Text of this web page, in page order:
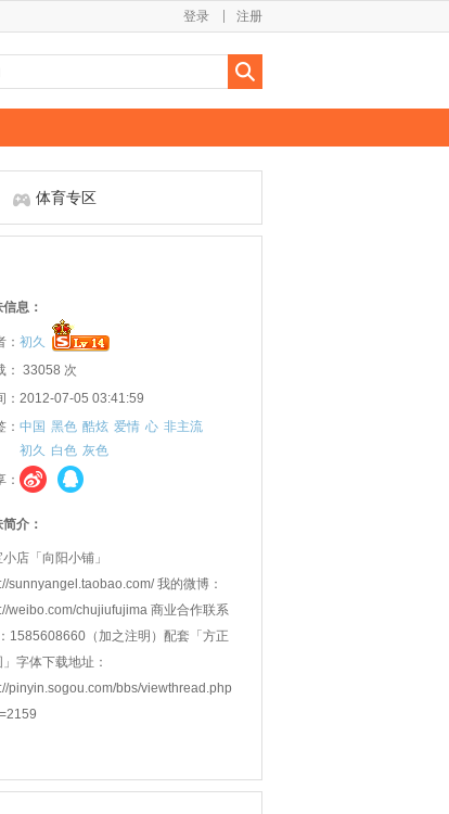
注册
登录
体育专区
息：
： 初久
： 33058 次
：2012-07-05 03:41:59
： 中国 黑色 酷炫 爱情 心 非主流
初久 白色 灰色
：
介：
店「向阳小铺」
sunnyangel.taobao.com/ 我的微博：
weibo.com/chujiufujima 商业合作联系
1585608660（加之注明）配套「方正
字体下载地址：
pinyin.sogou.com/bbs/viewthread.php